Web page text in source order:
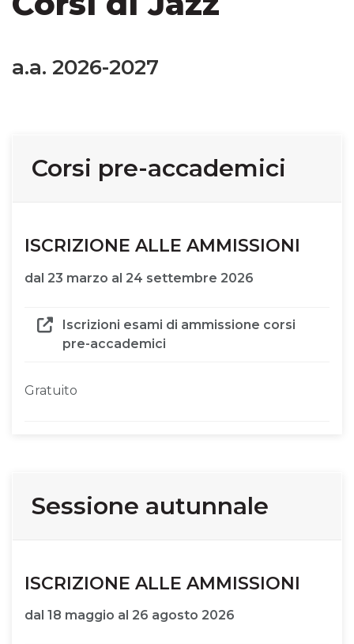
a.a. 2026-2027
Corsi pre-accademici
ISCRIZIONE ALLE AMMISSIONI
dal 23 marzo al 24 settembre 2026
Iscrizioni esami di ammissione corsi
pre-accademici
Gratuito
Sessione autunnale
ISCRIZIONE ALLE AMMISSIONI
dal 18 maggio al 26 agosto 2026